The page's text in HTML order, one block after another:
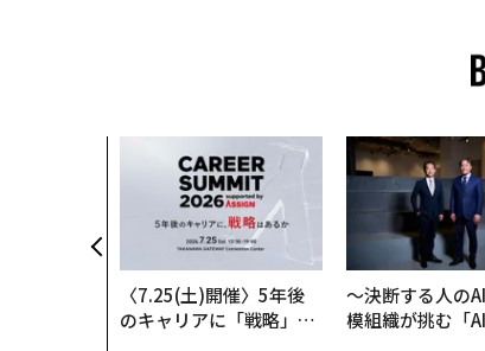
〈7.25(土)開催〉5年後
のキャリアに「戦略」は
〜決断する人の
模組織が挑む「